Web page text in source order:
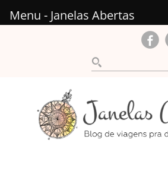
Menu - Janelas Abertas